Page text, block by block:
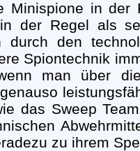
Minispione in
der Regel als
durch den
Spiontechnik
man über
das Sweep
zu ihrem